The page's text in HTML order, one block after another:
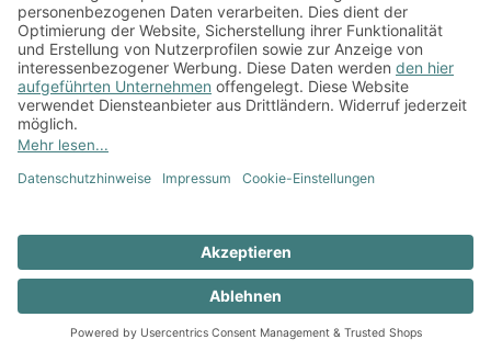
Zum Onlineshop
Impressum
Datenschutzerklärung
Zum
ImpressumDatenschutzerklärung
Stolz präsentiert von WordPress